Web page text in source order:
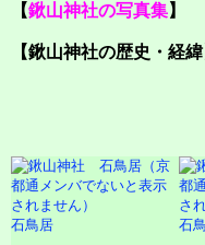
【鍬山神社の写真集】
【鍬山神社の歴史・経緯
石鳥居 石